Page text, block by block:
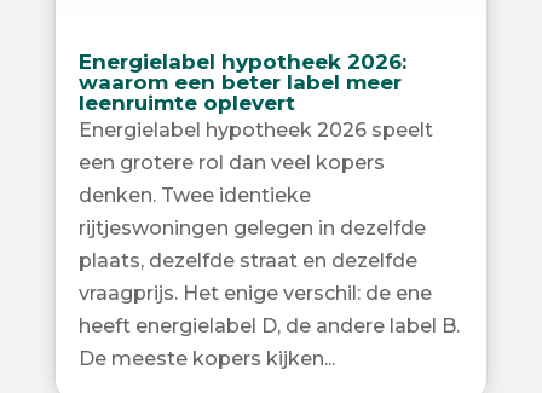
Energielabel hypotheek 2026:
waarom een beter label meer
leenruimte oplevert
Energielabel hypotheek 2026 speelt
een grotere rol dan veel kopers
denken. Twee identieke
rijtjeswoningen gelegen in dezelfde
plaats, dezelfde straat en dezelfde
vraagprijs. Het enige verschil: de ene
heeft energielabel D, de andere label B.
De meeste kopers kijken...